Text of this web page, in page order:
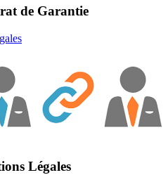
de Garantie
Légales